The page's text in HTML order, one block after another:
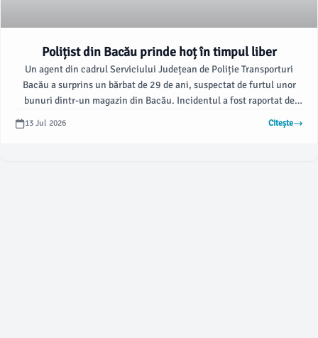
Polițist din Bacău prinde hoț în timpul liber
Un agent din cadrul Serviciului Județean de Poliție Transporturi
Bacău a surprins un bărbat de 29 de ani, suspectat de furtul unor
bunuri dintr-un magazin din Bacău. Incidentul a fost raportat de
Inspectoratul de Poliție Județean Bacău și a avut loc sâmbătă, 12
13 Jul 2026 Citește